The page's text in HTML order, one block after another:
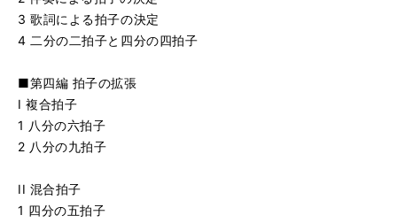
3 歌詞による拍子の決定
4 二分の二拍子と四分の四拍子
■第四編 拍子の拡張
I 複合拍子
1 八分の六拍子
2 八分の九拍子
II 混合拍子
1 四分の五拍子